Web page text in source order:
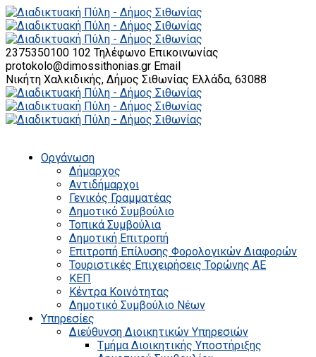
2375350100 102 Τηλέφωνο Επικοινωνίας
protokolo@dimossithonias.gr Email
Νικήτη Χαλκιδικής, Δήμος Σιθωνίας Ελλάδα, 63088
Οργάνωση
Δήμαρχος
Αντιδήμαρχοι
Γενικός Γραμματέας
Δημοτικό Συμβούλιο
Τοπικά Συμβούλια
Δημοτική Επιτροπή
Επιτροπή Επίλυσης Φορολογικών Διαφορών
Τουριστικές Επιχειρήσεις Τορώνης ΑΕ
ΚΕΠ
Κέντρα Κοινότητας
Δημοτικό Συμβούλιο Νέων
Υπηρεσίες
Διεύθυνση Διοικητικών Υπηρεσιών
Τμήμα Διοικητικής Υποστήριξης